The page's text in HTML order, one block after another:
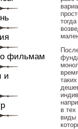
фильмам
и
в
виды